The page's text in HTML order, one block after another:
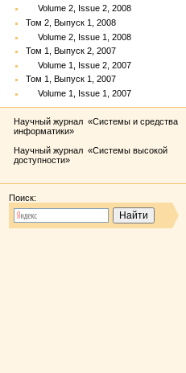
Volume 2, Issue 2, 2008
Том 2, Выпуск 1, 2008
Volume 2, Issue 1, 2008
Том 1, Выпуск 2, 2007
Volume 1, Issue 2, 2007
Том 1, Выпуск 1, 2007
Volume 1, Issue 1, 2007
Научный журнал «Системы и средства
информатики»
Научный журнал «Системы высокой
доступности»
Поиск: